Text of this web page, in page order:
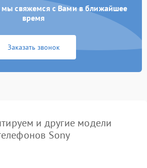
мы свяжемся с Вами в ближайшее
время
Заказать звонок
и другие модели
Sony